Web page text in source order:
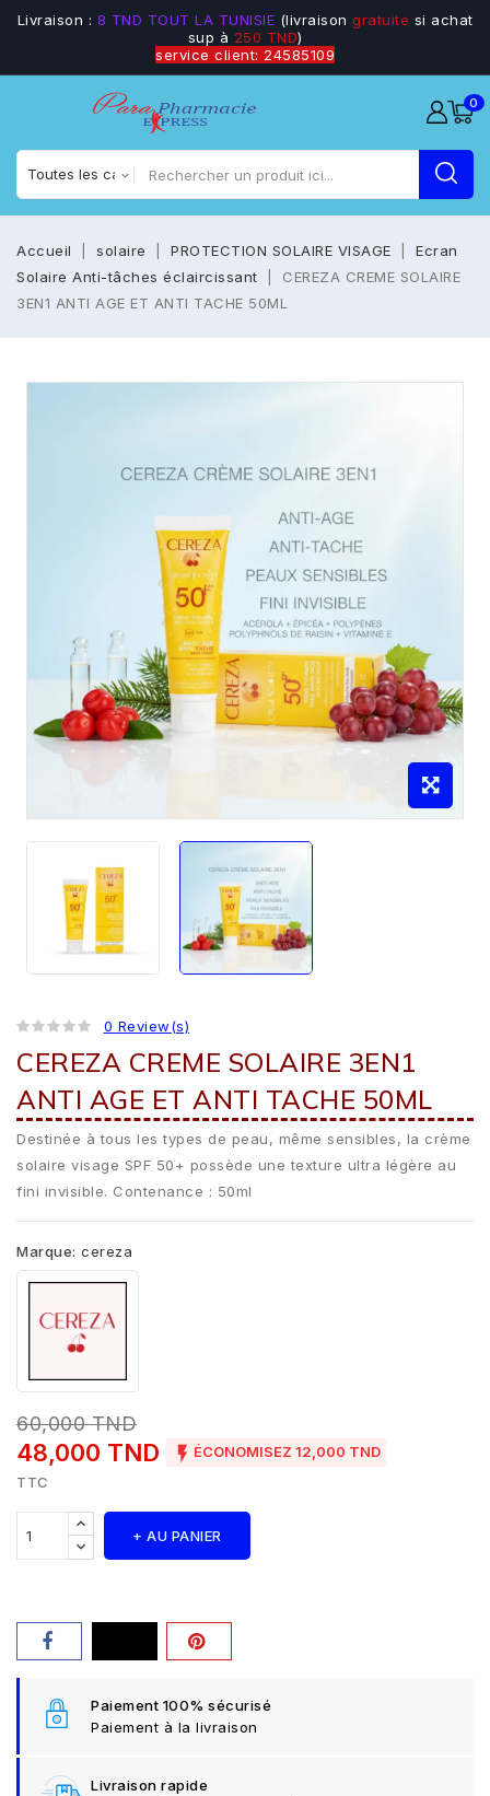
Livraison : 8 TND TOUT LA TUNISIE (livraison gratuite si achat
sup à 250 TND)
service client: 24585109
0
Accueil solaire PROTECTION SOLAIRE VISAGE
Ecran
Solaire Anti-tâches éclaircissant
CEREZA CREME SOLAIRE
3EN1 ANTI AGE ET ANTI TACHE 50ML
0 Review(s)
CEREZA CREME SOLAIRE 3EN1
ANTI AGE ET ANTI TACHE 50ML
Destinée à tous les types de peau, même sensibles, la crème
solaire visage SPF 50+ possède une texture ultra légère au
fini invisible. Contenance : 50ml
Marque: cereza
60,000 TND
48,000 TND  ÉCONOMISEZ 12,000 TND
TTC
+ AU PANIER
Paiement 100% sécurisé
Paiement à la livraison
Livraison rapide